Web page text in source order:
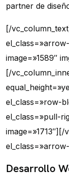
partner de
[/
image=»1589″
[/
el_class=»row-
el_class=»pull-
Desarrollo